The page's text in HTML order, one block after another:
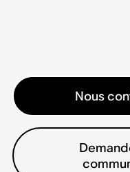
Nous